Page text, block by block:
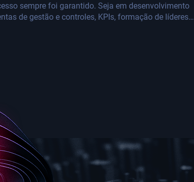
sempre foi garantido. Seja em desenvolvimento
de gestão e controles, KPIs, formação de líderes…